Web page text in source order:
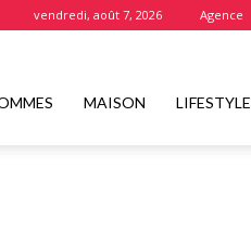
vendredi, août 7, 2026 Agence
MAISON LIFESTYLE